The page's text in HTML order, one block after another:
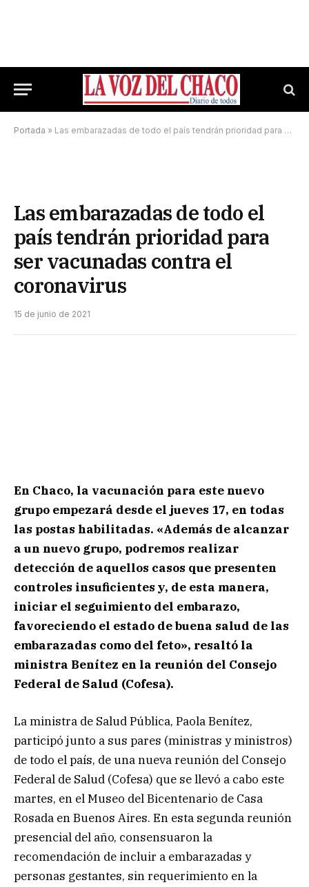
Portada » Las embarazadas de todo el país tendrán prioridad para ser vacunadas contra el coronavirus
Las embarazadas de todo el
país tendrán prioridad para
ser vacunadas contra el
coronavirus
15 de junio de 2021
En Chaco, la vacunación para este nuevo
grupo empezará desde el jueves 17, en todas
las postas habilitadas. «Además de alcanzar
a un nuevo grupo, podremos realizar
detección de aquellos casos que presenten
controles insuficientes y, de esta manera,
iniciar el seguimiento del embarazo,
favoreciendo el estado de buena salud de las
embarazadas como del feto», resaltó la
ministra Benítez en la reunión del Consejo
Federal de Salud (Cofesa).
La ministra de Salud Pública, Paola Benítez,
participó junto a sus pares (ministras y ministros)
de todo el país, de una nueva reunión del Consejo
Federal de Salud (Cofesa) que se llevó a cabo este
martes, en el Museo del Bicentenario de Casa
Rosada en Buenos Aires. En esta segunda reunión
presencial del año, consensuaron la
recomendación de incluir a embarazadas y
personas gestantes, sin requerimiento en la